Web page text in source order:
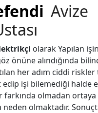
Avize
olarak Yapılan
önüne alındığında
her adım ciddi riskler
edip işi bilemediği halde
farkında olmadan
neden olmaktadır.